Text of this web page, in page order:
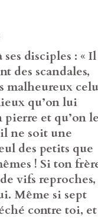
disciples : « Il
des scandales,
malheureux
qu’on lui
pierre et qu’on
ne soit une
des petits que
! Si ton
vifs reproches,
Même si sept
contre toi, et